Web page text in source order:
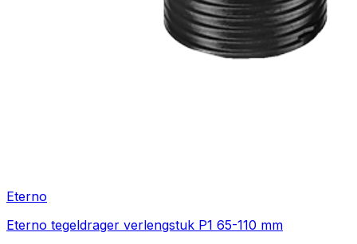
Eterno
Eterno tegeldrager verlengstuk P1 65-110 mm